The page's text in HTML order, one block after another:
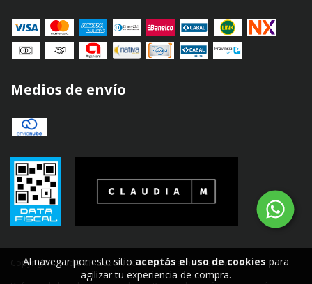
Al navegar por este sitio aceptás el uso de cookies para
agilizar tu experiencia de compra.
Medios de envío
Copyright Claudia M - 2026. Todos los derechos reservados.